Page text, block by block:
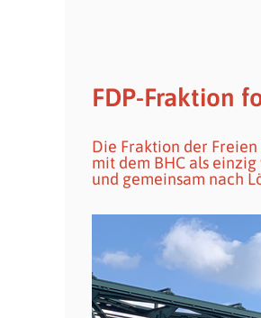
FDP-Fraktion
Die Fraktion der
mit dem BHC als
und gemeinsam nach